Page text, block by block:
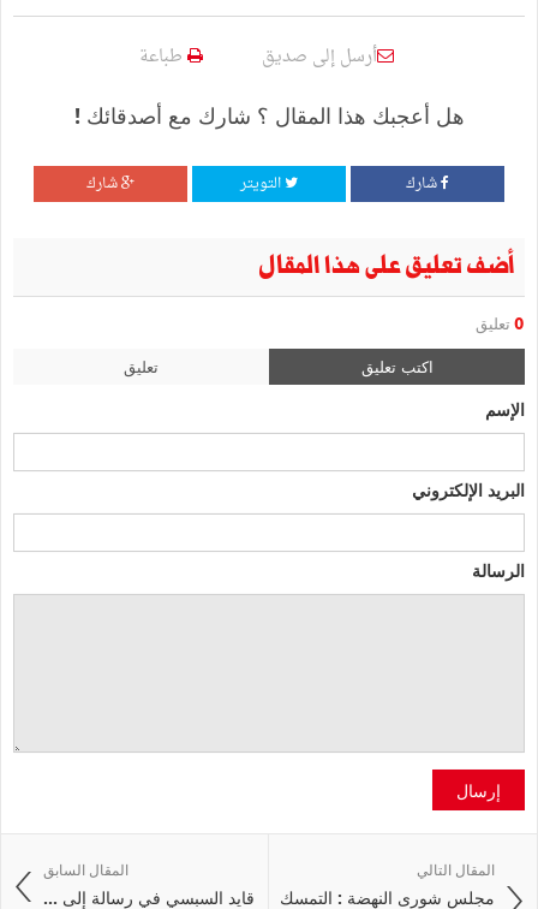
أرسل إلى صديق طباعة
هل أعجبك هذا المقال ؟ شارك مع أصدقائك !
شارك التويتر شارك
أضف تعليق على هذا المقال
0 تعليق
اكتب تعليق تعليق
الإسم
البريد الإلكتروني
الرسالة
إرسال
المقال السابق
قايد السبسي في رسالة إلى ...
المقال التالي
مجلس شورى النهضة : التمسك